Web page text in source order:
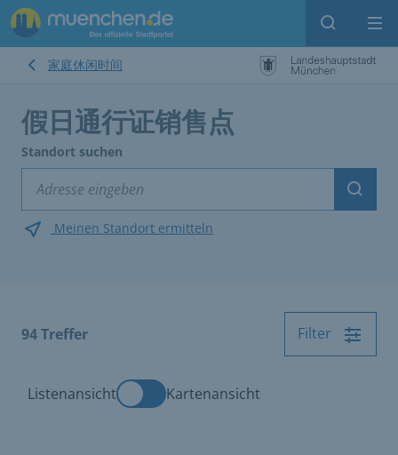
Open
家庭休闲时间
假日通行证销售点
Standort suchen
Meinen Standort ermitteln
94Treffer Filter
Listenansicht Kartenansicht